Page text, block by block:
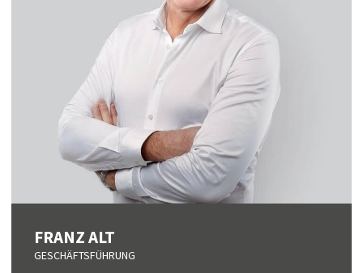
FRANZ ALT
GESCHÄFTSFÜHRUNG